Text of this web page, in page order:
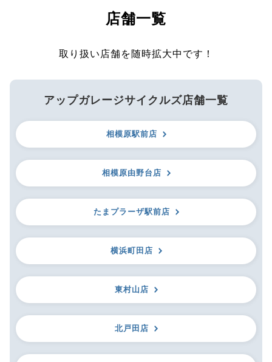
店舗一覧
取り扱い店舗を随時拡大中です！
アップガレージサイクルズ店舗一覧
相模原駅前店
相模原由野台店
たまプラーザ駅前店
横浜町田店
東村山店
北戸田店